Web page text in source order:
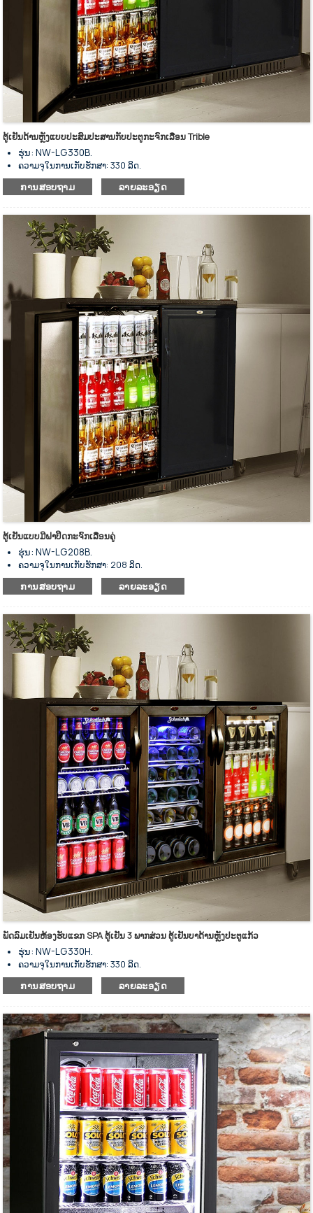
ຕູ້ເຢັນດ້ານຫຼັງແບບປະສົມປະສານກັບປະຕູກະຈົກເລື່ອນ Trible
ຮຸ່ນ: NW-LG330B.
ຄວາມຈຸໃນການເກັບຮັກສາ: 330 ລິດ.
ຕູ້ເຢັນສາມປະຕູທີ່ມີແຖບດ້ານຫຼັງ
ມີລະບົບເຮັດຄວາມເຢັນຊ່ວຍດ້ວຍພັດລົມ.
ພື້ນຜິວສຳເລັດຮູບດ້ວຍສັງກະສີ.
ມີຫຼາຍຂະໜາດໃຫ້ເລືອກ.
ພາຍນອກເຮັດດ້ວຍເຫຼັກສະແຕນເລດ ແລະ ພາຍໃນເຮັດດ້ວຍອາລູມີນຽມ.
ຕົວຄວບຄຸມອຸນຫະພູມດິຈິຕອນ ແລະ ໜ້າຈໍສະແດງຜົນ.
ຊັ້ນວາງພາຍໃນມີນ້ຳໜັກຫຼາຍ ແລະ ສາມາດປັບໄດ້.
ການໃຊ້ພະລັງງານຕໍ່າ ແລະ ສຽງລົບກວນຕໍ່າ.
ປະຕິບັດໄດ້ດີໃນການສນວນກັນຄວາມຮ້ອນ.
ປະຕູສະວິດກະຈົກສາມຊັ້ນພ້ອມກະແຈລັອກປະຕູ.
ແຜງປະຕູທີ່ມີປຸ່ມແມ່ເຫຼັກສຳລັບປິດອັດຕະໂນມັດ.
ດ້ວຍແຜ່ນກະດານຂະຫຍາຍອອກເປັນເຄື່ອງລະເຫີຍ.
ລໍ້ລຸ່ມສຳລັບການວາງທີ່ຍືດຫຍຸ່ນ.
ການສອບຖາມ ລາຍລະອຽດ
ຕູ້ເຢັນແບບມີຝາປິດກະຈົກເລື່ອນຄູ່
ຮຸ່ນ: NW-LG208B.
ຄວາມຈຸໃນການເກັບຮັກສາ: 208 ລິດ.
ຕູ້ເຢັນແບບມີແຖບດ້ານຫຼັງສອງປະຕູ
ດ້ວຍລະບົບເຮັດຄວາມເຢັນທີ່ມີພັດລົມຊ່ວຍ.
ພື້ນຜິວດ້ວຍການເຄືອບຜົງຊັ້ນສູງ.
ມີຫຼາຍຂະໜາດໃຫ້ເລືອກ.
ພາຍນອກເຮັດດ້ວຍເຫຼັກສະແຕນເລດ ແລະ ພາຍໃນເຮັດດ້ວຍອາລູມີນຽມ.
ຕົວຄວບຄຸມອຸນຫະພູມດິຈິຕອນ ແລະ ໜ້າຈໍສະແດງຜົນ.
ຊັ້ນວາງພາຍໃນມີນ້ຳໜັກຫຼາຍ ແລະ ສາມາດປັບໄດ້.
ການໃຊ້ພະລັງງານຕໍ່າ ແລະ ສຽງລົບກວນຕໍ່າ.
ແຜງປະຕູສະແຕນເລດທີ່ມີໂຟມຢູ່ດ້ານໃນ.
ປະຕິບັດໄດ້ດີໃນການສນວນກັນຄວາມຮ້ອນ.
ມີກະແຈລັອກປະຕູ ແລະ ປະเก็นແມ່ເຫຼັກ.
ດ້ວຍແຜ່ນກະດານຂະຫຍາຍອອກເປັນເຄື່ອງລະເຫີຍ.
ລໍ້ລຸ່ມສຳລັບການວາງທີ່ຍືດຫຍຸ່ນ.
ການສອບຖາມ ລາຍລະອຽດ
ພັດລົມເຢັນຫ້ອງຮັບແຂກ SPA ຕູ້ເຢັນ 3 ພາກສ່ວນ ຕູ້ເຢັນບາດ້ານຫຼັງປະຕູແກ້ວ
ຮຸ່ນ: NW-LG330H.
ຄວາມຈຸໃນການເກັບຮັກສາ: 330 ລິດ.
ຕູ້ເຢັນແບບມີແຖບສະແດງສິນຄ້າຢູ່ດ້ານຫຼັງຂອງເຄົາເຕີ້.
ມີລະບົບເຮັດຄວາມເຢັນຊ່ວຍດ້ວຍພັດລົມ.
ພາຍນອກເຮັດດ້ວຍເຫຼັກສະແຕນເລດສີດຳ ແລະ ພາຍໃນເຮັດດ້ວຍອາລູມີ
ນຽມ.
ປະຕູດຽວ, ປະຕູຄູ່ ແລະ ປະຕູສາມແມ່ນທາງເລືອກ.
ເຄື່ອງຄວບຄຸມອຸນຫະພູມດິຈິຕອນ.
ຊັ້ນວາງທີ່ທົນທານສາມາດປັບໄດ້.
ການໃຊ້ພະລັງງານຕໍ່າ ແລະ ສຽງລົບກວນຕໍ່າ.
ດີເລີດໃນການກັນຄວາມຮ້ອນ.
ປະຕູສະວິງແກ້ວທີ່ມີຄວາມທົນທານ.
ປະເພດປິດອັດຕະໂນມັດພ້ອມດ້ວຍກະແຈລັອກ.
ສຳເລັດຮູບດ້ວຍການເຄືອບດ້ວຍຜົງ.
ສີດຳເປັນສີມາດຕະຖານ, ສີອື່ນໆສາມາດປັບແຕ່ງໄດ້.
ດ້ວຍແຜ່ນກະດານຂະຫຍາຍອອກເປັນເຄື່ອງລະເຫີຍ.
ລໍ້ລຸ່ມສຳລັບການວາງທີ່ຍືດຫຍຸ່ນ.
ການສອບຖາມ ລາຍລະອຽດ